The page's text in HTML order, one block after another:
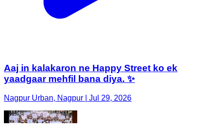
Aaj in kalakaron ne Happy Street ko ek
yaadgaar mehfil bana diya. ✨
Nagpur Urban, Nagpur | Jul 29, 2026